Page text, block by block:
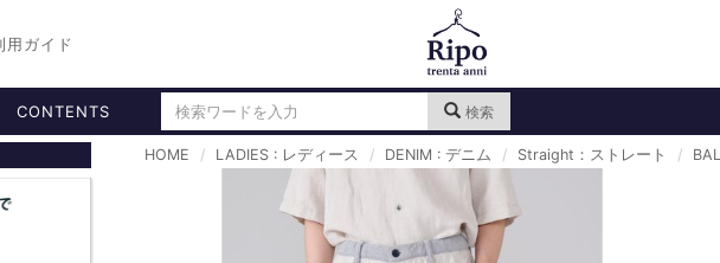
用ガイド
CONTENTS 検索
HOME LADIES : レディース DENIM : デニム Straight：ストレート